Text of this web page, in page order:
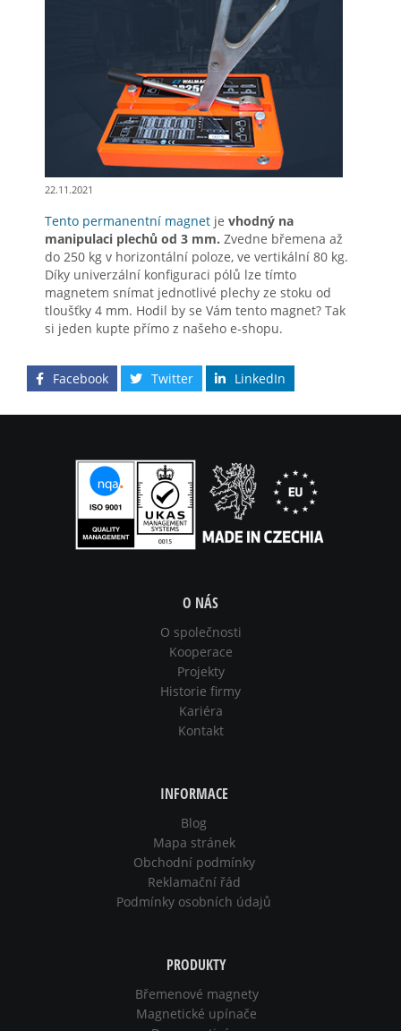
22.11.2021
Tento permanentní magnet je vhodný na
manipulaci plechů od 3 mm. Zvedne břemena až
do 250 kg v horizontální poloze, ve vertikální 80 kg.
Díky univerzální konfiguraci pólů lze tímto
magnetem snímat jednotlivé plechy ze stoku od
tloušťky 4 mm. Hodil by se Vám tento magnet? Tak
si jeden kupte přímo z našeho e-shopu.
Facebook Twitter LinkedIn
O NÁS
O společnosti
Kooperace
Projekty
Historie firmy
Kariéra
Kontakt
INFORMACE
Blog
Mapa stránek
Obchodní podmínky
Reklamační řád
Podmínky osobních údajů
PRODUKTY
Břemenové magnety
Magnetické upínače